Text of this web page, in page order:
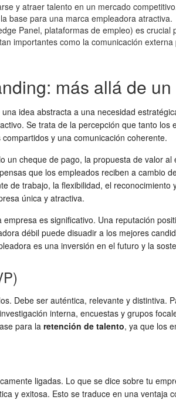
y atraer talento en un mercado
base para una marca empleadora atractiva.
Panel, plataformas de empleo) es crucial
importantes como la comunicación
más allá de
idea abstracta a una necesidad
Se trata de la percepción que tanto
y una comunicación coherente.
un cheque de pago, la propuesta de valor
que los empleados reciben a cambio
de trabajo, la flexibilidad, el
única y atractiva.
es significativo. Una reputación
débil puede disuadir a los mejores
es una inversión en el futuro y la
Debe ser auténtica, relevante y
interna, encuestas y grupos
para la retención de talento, ya que los
ligadas. Lo que se dice sobre tu
y exitosa. Esto se traduce en una